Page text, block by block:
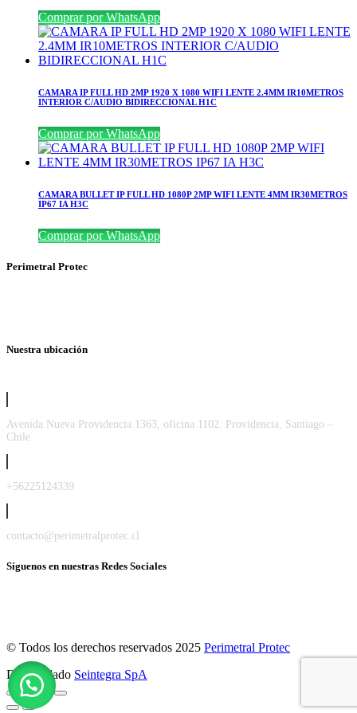
Comprar por WhatsApp
CAMARA IP FULL HD 2MP 1920 X 1080 WIFI LENTE 2.4MM IR10METROS
INTERIOR C/AUDIO BIDIRECCIONAL H1C
Comprar por WhatsApp
CAMARA BULLET IP FULL HD 1080P 2MP WIFI LENTE 4MM IR30METROS
IP67 IA H3C
Comprar por WhatsApp
Perimetral Protec
Nuestra ubicación
Avenida Nueva Providencia 1363, oficina 1102. Providencia, Santiago –
Chile
+56225124339
contacto@perimetralprotec.cl
Síguenos en nuestras Redes Sociales
© Todos los derechos reservados 2025 Perimetral Protec
Desarrollado Seintegra SpA